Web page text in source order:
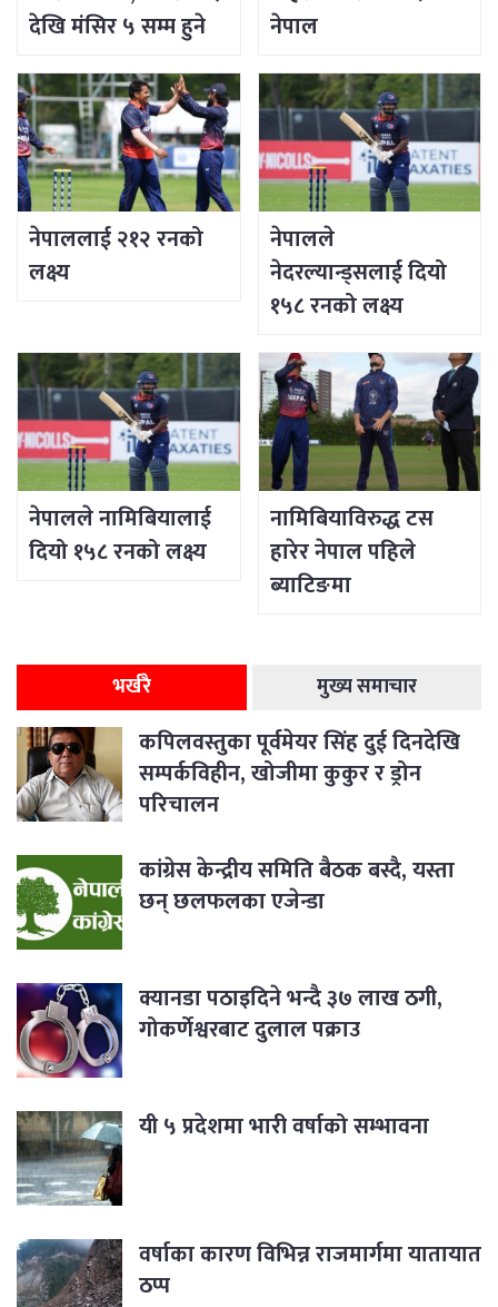
देखि मंसिर ५ सम्म हुने
नेपाल
नेपाललाई २१२ रनको
लक्ष्य
नेपालले
नेदरल्यान्ड्सलाई दियो
१५८ रनको लक्ष्य
नेपालले नामिबियालाई
दियो १५८ रनको लक्ष्य
नामिबियाविरुद्ध टस
हारेर नेपाल पहिले
ब्याटिङमा
भर्खरै मुख्य समाचार
कपिलवस्तुका पूर्वमेयर सिंह दुई दिनदेखि
सम्पर्कविहीन, खोजीमा कुकुर र ड्रोन
परिचालन
कांग्रेस केन्द्रीय समिति बैठक बस्दै, यस्ता
छन् छलफलका एजेन्डा
क्यानडा पठाइदिने भन्दै ३७ लाख ठगी,
गोकर्णेश्वरबाट दुलाल पक्राउ
यी ५ प्रदेशमा भारी वर्षाको सम्भावना
वर्षाका कारण विभिन्न राजमार्गमा यातायात
ठप्प